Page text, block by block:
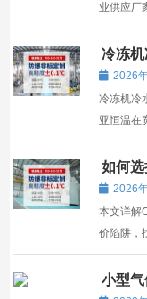
业供应厂
冷冻
锡冠亚
2026
冷冻机冷
亚恒温在
合严苛工
如何
厂家？
2026
本文详解
价陷阱，
小型
识